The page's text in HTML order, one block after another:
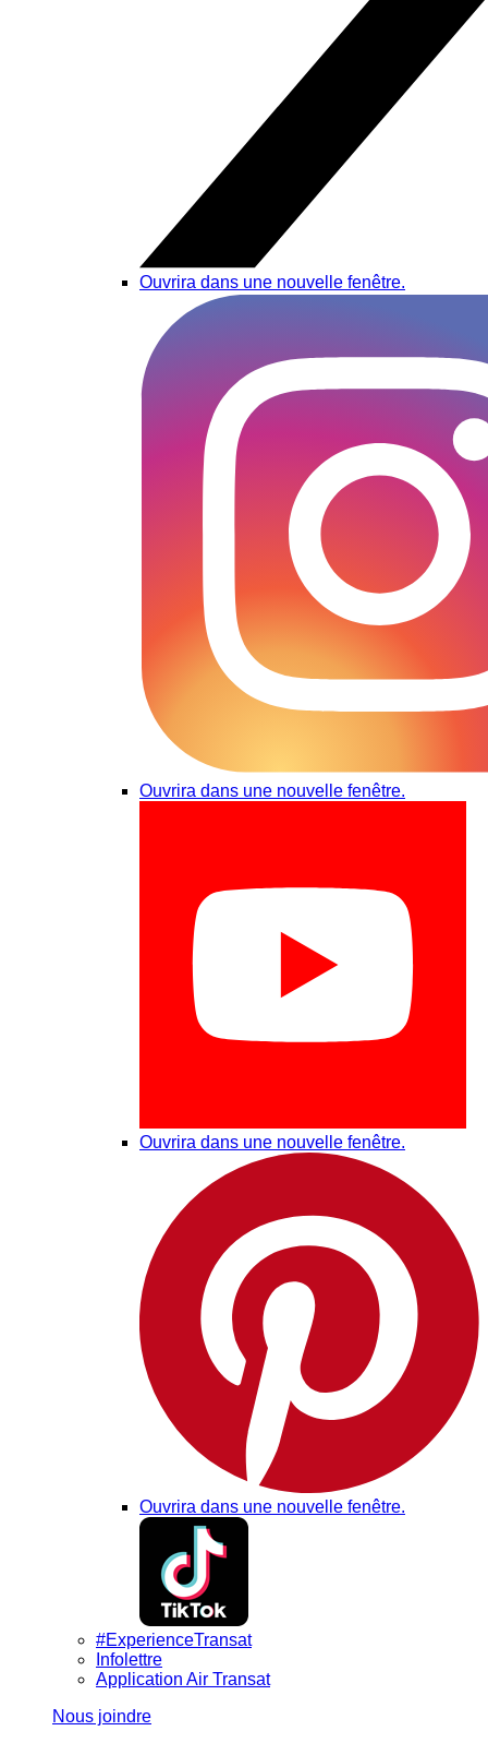
Ouvrira dans une nouvelle fenêtre.
Ouvrira dans une nouvelle fenêtre.
Ouvrira dans une nouvelle fenêtre.
Ouvrira dans une nouvelle fenêtre.
#ExperienceTransat
Infolettre
Application Air Transat
Nous joindre